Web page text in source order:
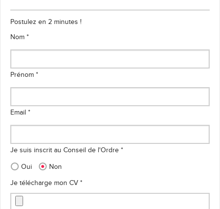
Postulez en 2 minutes !
Nom *
Prénom *
Email *
Je suis inscrit au Conseil de l'Ordre *
Oui
Non
Je télécharge mon CV *